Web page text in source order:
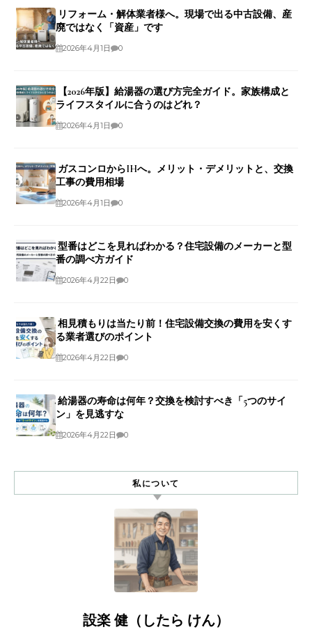
リフォーム・解体業者様へ。現場で出る中古設備、産
廃ではなく「資産」です
2026年4月1日 0
【2026年版】給湯器の選び方完全ガイド。家族構成と
ライフスタイルに合うのはどれ？
2026年4月1日 0
ガスコンロからIHへ。メリット・デメリットと、交換
工事の費用相場
2026年4月1日 0
型番はどこを見ればわかる？住宅設備のメーカーと型
番の調べ方ガイド
2026年4月22日 0
相見積もりは当たり前！住宅設備交換の費用を安くす
る業者選びのポイント
2026年4月22日 0
給湯器の寿命は何年？交換を検討すべき「5つのサイ
ン」を見逃すな
2026年4月22日 0
私について
設楽 健（したら けん）